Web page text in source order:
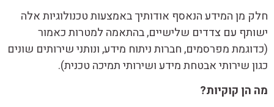
חלק מן המידע הנאסף אודותיך באמצעות טכנולוגיות אלה
ישותף עם צדדים שלישיים, בהתאמה למטרות כאמור
(כדוגמת מפרסמים, חברות ניתוח מידע, ונותני שירותים שונים
כגון שירותי אבטחת מידע ושירותי תמיכה טכנית).
מה הן קוקיות?